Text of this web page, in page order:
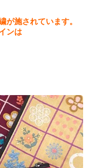
が施されています。
ンは